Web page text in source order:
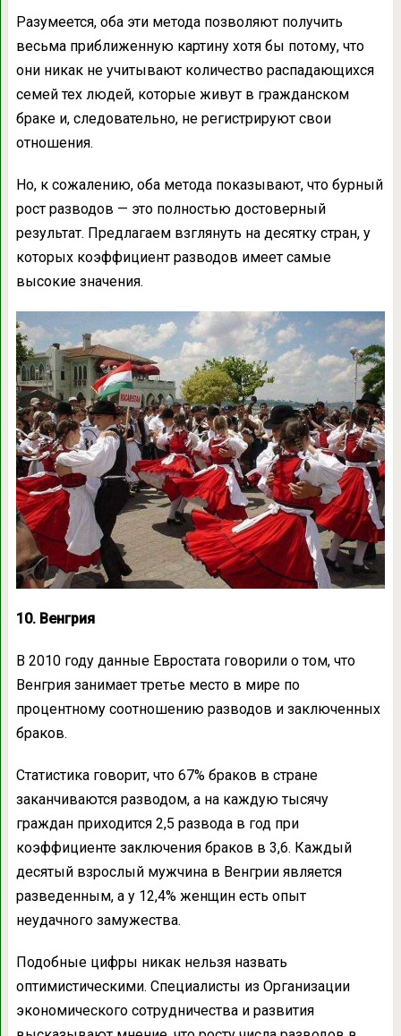
Разумеется, оба эти метода позволяют получить
весьма приближенную картину хотя бы потому, что
они никак не учитывают количество распадающихся
семей тех людей, которые живут в гражданском
браке и, следовательно, не регистрируют свои
отношения.
Но, к сожалению, оба метода показывают, что бурный
рост разводов — это полностью достоверный
результат. Предлагаем взглянуть на десятку стран, у
которых коэффициент разводов имеет самые
высокие значения.
10. Венгрия
В 2010 году данные Евростата говорили о том, что
Венгрия занимает третье место в мире по
процентному соотношению разводов и заключенных
браков.
Статистика говорит, что 67% браков в стране
заканчиваются разводом, а на каждую тысячу
граждан приходится 2,5 развода в год при
коэффициенте заключения браков в 3,6. Каждый
десятый взрослый мужчина в Венгрии является
разведенным, а у 12,4% женщин есть опыт
неудачного замужества.
Подобные цифры никак нельзя назвать
оптимистическими. Специалисты из Организации
экономического сотрудничества и развития